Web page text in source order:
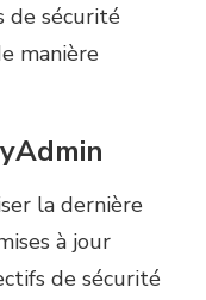
de sécurité
manière
la dernière
à jour
de sécurité